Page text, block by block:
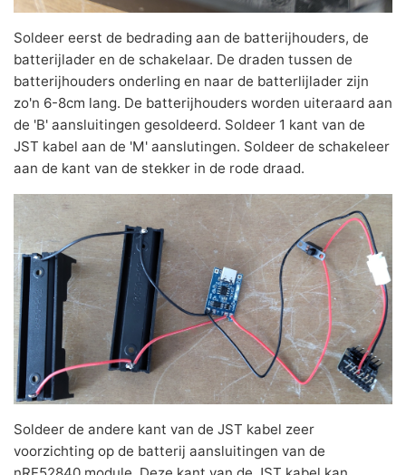
Soldeer eerst de bedrading aan de batterijhouders, de
batterijlader en de schakelaar. De draden tussen de
batterijhouders onderling en naar de batterlijlader zijn
zo'n 6-8cm lang. De batterijhouders worden uiteraard aan
de 'B' aansluitingen gesoldeerd. Soldeer 1 kant van de
JST kabel aan de 'M' aanslutingen. Soldeer de schakeleer
aan de kant van de stekker in de rode draad.
Soldeer de andere kant van de JST kabel zeer
voorzichting op de batterij aansluitingen van de